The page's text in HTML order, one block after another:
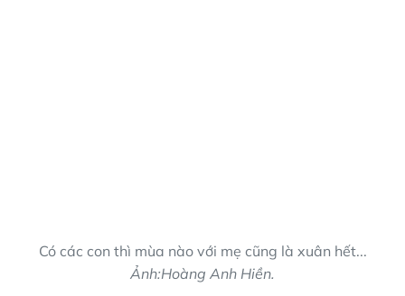
Có các con thì mùa nào với mẹ cũng là xuân hết...
Ảnh:Hoàng Anh Hiền.